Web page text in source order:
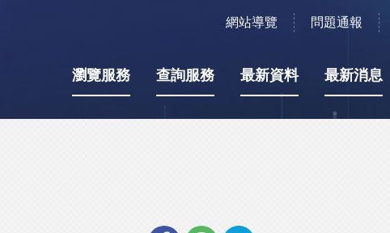
網站導覽 問題通報
瀏覽服務 查詢服務 最新資料 最新消息